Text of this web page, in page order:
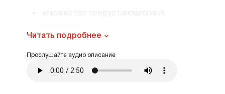
благодаря которому еда получается
особенно вкусной — такие потолки
Читать подробнее
Прослушайте аудио описание